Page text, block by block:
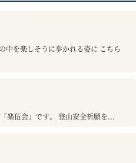
中を楽しそうに歩かれる姿に こちら
楽伍会」です。 登山安全祈願を...